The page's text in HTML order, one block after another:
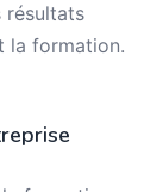
résultats
la formation.